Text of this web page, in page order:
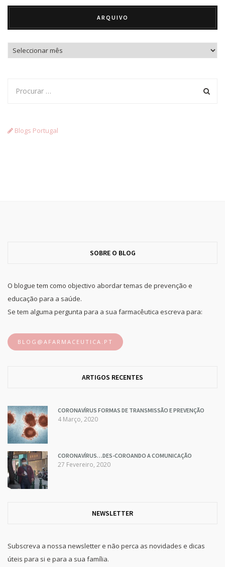
ARQUIVO
Arquivo
Blogs Portugal
SOBRE O BLOG
O blogue tem como objectivo abordar temas de prevenção e
educação para a saúde.
Se tem alguma pergunta para a sua farmacêutica escreva para:
BLOG@AFARMACEUTICA.PT
ARTIGOS RECENTES
CORONAVÍRUS FORMAS DE TRANSMISSÃO E PREVENÇÃO
4 Março, 2020
CORONAVÍRUS…DES-COROANDO A COMUNICAÇÃO
27 Fevereiro, 2020
NEWSLETTER
Subscreva a nossa newsletter e não perca as novidades e dicas
úteis para si e para a sua família.